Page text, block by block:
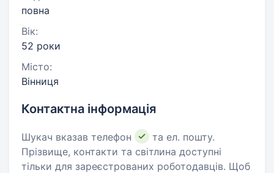
повна
Вік:
52 роки
Місто:
Вінниця
Контактна інформація
Шукач вказав телефон
та ел. пошту.
Прізвище, контакти та світлина доступні
тільки для зареєстрованих роботодавців. Щоб